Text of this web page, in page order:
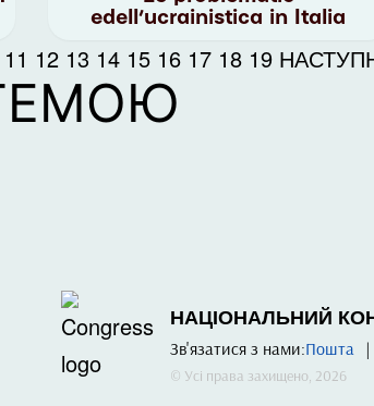
edell’ucrainistica in Italia
11 12 13 14 15 16 17 18 19
НАЦІОНАЛЬНИЙ
Зв'язатися з нами:Пошта |
© Усі права захищено, 2026